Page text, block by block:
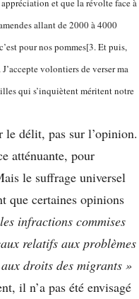
allant de 2000 à 4000
pour nos pommes[3. Et puis,
volontiers de verser ma
qui s’inquiètent méritent notre
délit, pas sur l’opinion.
atténuante, pour
le suffrage universel
que certaines opinions
infractions commises
relatifs aux problèmes
droits des migrants »
il n’a pas été envisagé